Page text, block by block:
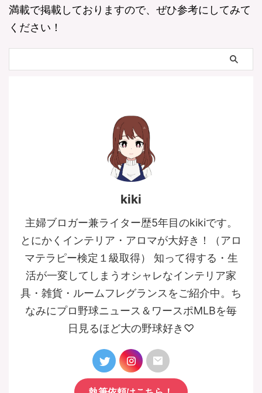
満載で掲載しておりますので、ぜひ参考にしてみて
ください！
kiki
主婦ブロガー兼ライター歴5年目のkikiです。
とにかくインテリア・アロマが大好き！（アロ
マテラピー検定１級取得） 知って得する・生
活が一変してしまうオシャレなインテリア家
具・雑貨・ルームフレグランスをご紹介中。ち
なみにプロ野球ニュース＆ワースポMLBを毎
日見るほど大の野球好き♡